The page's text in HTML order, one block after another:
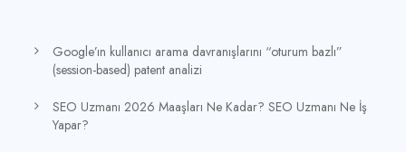
Google’ın kullanıcı arama davranışlarını “oturum bazlı”
(session-based) patent analizi
SEO Uzmanı 2026 Maaşları Ne Kadar? SEO Uzmanı Ne İş
Yapar?